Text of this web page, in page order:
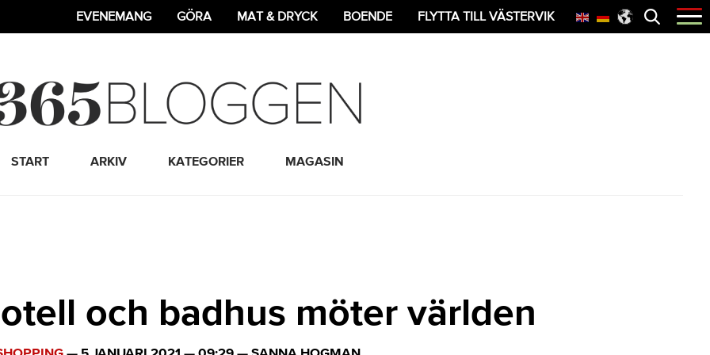
Öppna
menyn
EVENEMANG GÖRA MAT & DRYCK BOENDE FLYTTA TILL VÄSTERVIK
365 Bloggen
START ARKIV KATEGORIER MAGASIN
och badhus möter världen